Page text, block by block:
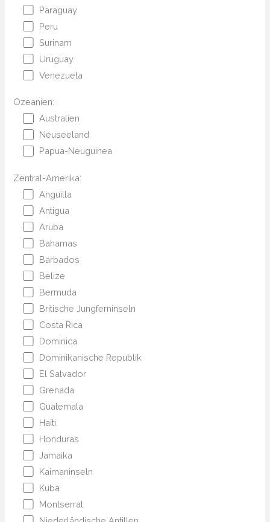
Paraguay
Peru
Surinam
Uruguay
Venezuela
Ozeanien:
Australien
Neuseeland
Papua-Neuguinea
Zentral-Amerika:
Anguilla
Antigua
Aruba
Bahamas
Barbados
Belize
Bermuda
Britische Jungferninseln
Costa Rica
Dominica
Dominikanische Republik
El Salvador
Grenada
Guatemala
Haiti
Honduras
Jamaika
Kaimaninseln
Kuba
Montserrat